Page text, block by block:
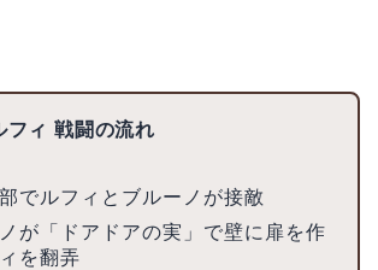
フィ 戦闘の流れ
でルフィとブルーノが接敵
が「ドアドアの実」で壁に扉を作
を翻弄